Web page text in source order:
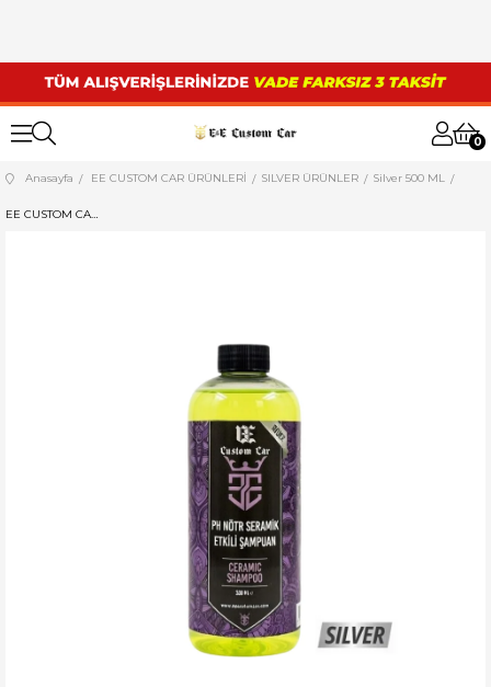
0
Anasayfa EE CUSTOM CAR ÜRÜNLERİ SILVER ÜRÜNLER Silver 500 ML
EE CUSTOM CAR (SILVER SERİ) PH NOTR SERAMİK ETKİLİ ŞAMPUAN 500 ML